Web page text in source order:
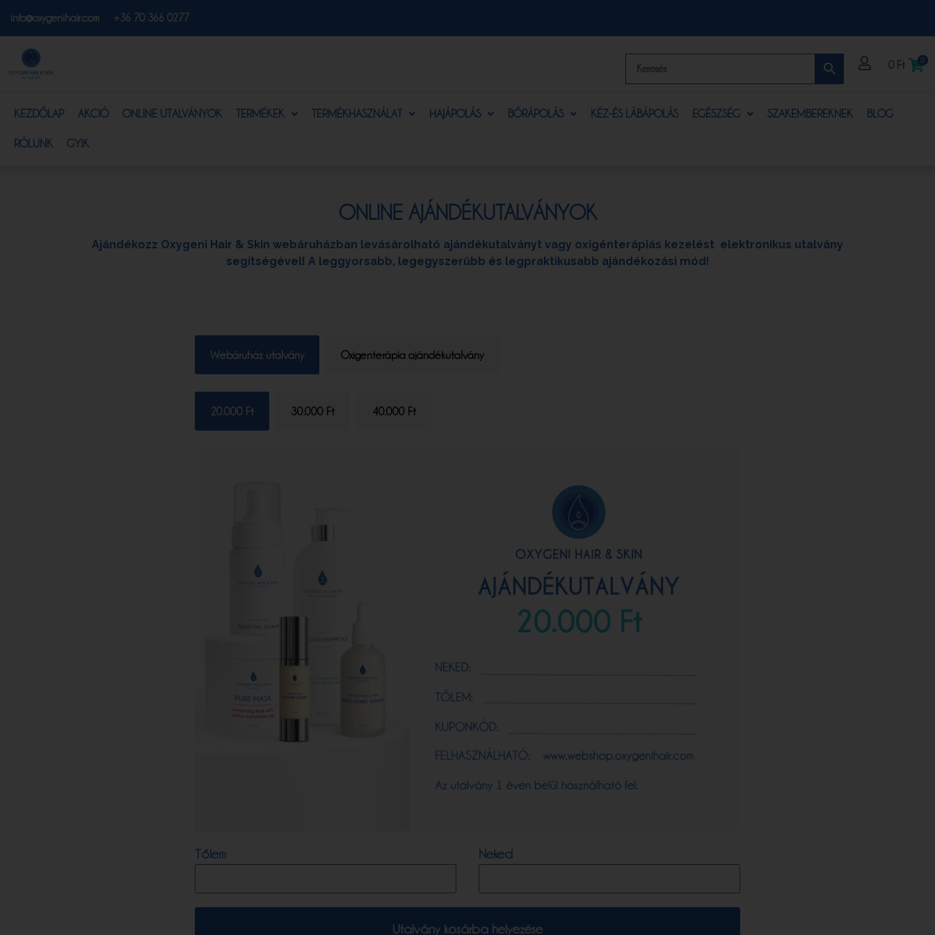
info@oxygenihair.com +36 70 366 0277
0 Ft 0
KEZDŐLAP AKCIÓ ONLINE UTALVÁNYOK TERMÉKEK TERMÉKHASZNÁLAT HAJÁPOLÁS BŐRÁPOLÁS KÉZ-ÉS LÁBÁPOLÁS EGÉSZSÉG SZAKEMBEREKNEK BLOG
RÓLUNK GYIK
ONLINE AJÁNDÉKUTALVÁNYOK
Ajándékozz Oxygeni Hair & Skin webáruházban levásárolható ajándékutalványt vagy oxigénterápiás kezelést elektronikus utalvány
segítségével! A leggyorsabb, legegyszerűbb és legpraktikusabb ajándékozási mód!
Webáruház utalvány Oxigenterápia ajándékutalvány
20.000 Ft 30.000 Ft 40.000 Ft
Tőlem Neked
Utalvány kosárba helyezése